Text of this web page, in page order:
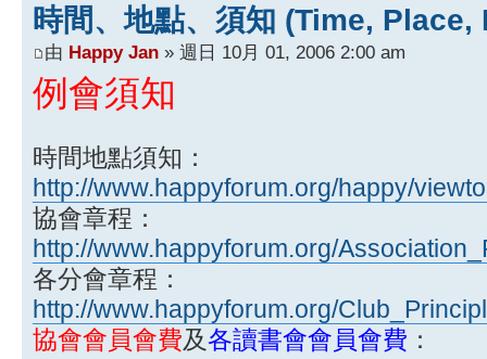
時間、地點、須知 (Time, Place,
由 Happy Jan » 週日 10月 01, 2006 2:00 am
例會須知
時間地點須知：
http://www.happyforum.org/happy/
協會章程：
http://www.happyforum.org/
各分會章程：
http://www.happyforum.org/
協會會員會費及各讀書會會員會費 ：